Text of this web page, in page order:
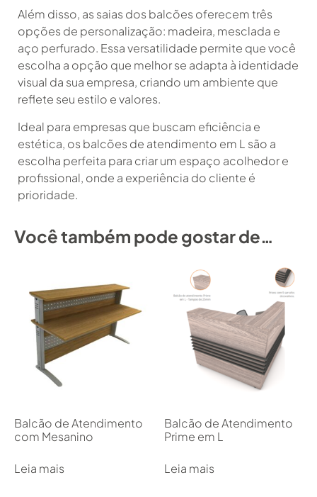
Além disso, as saias dos balcões oferecem três
opções de personalização: madeira, mesclada e
aço perfurado. Essa versatilidade permite que você
escolha a opção que melhor se adapta à identidade
visual da sua empresa, criando um ambiente que
reflete seu estilo e valores.
Ideal para empresas que buscam eficiência e
estética, os balcões de atendimento em L são a
escolha perfeita para criar um espaço acolhedor e
profissional, onde a experiência do cliente é
prioridade.
Você também pode gostar de…
Balcão de Atendimento
com Mesanino
Leia mais
Balcão de Atendimento
Prime em L
Leia mais